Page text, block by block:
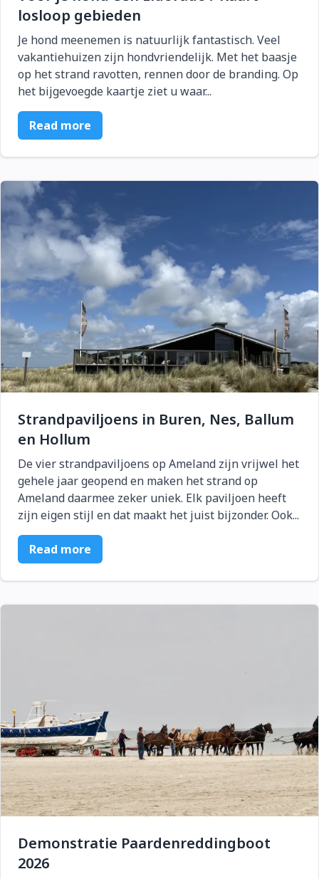
losloop gebieden
Je hond meenemen is natuurlijk fantastisch. Veel
vakantiehuizen zijn hondvriendelijk. Met het baasje
op het strand ravotten, rennen door de branding. Op
het bijgevoegde kaartje ziet u waar...
Read more
Strandpaviljoens in Buren, Nes, Ballum
en Hollum
De vier strandpaviljoens op Ameland zijn vrijwel het
gehele jaar geopend en maken het strand op
Ameland daarmee zeker uniek. Elk paviljoen heeft
zijn eigen stijl en dat maakt het juist bijzonder. Ook...
Read more
Demonstratie Paardenreddingboot
2026